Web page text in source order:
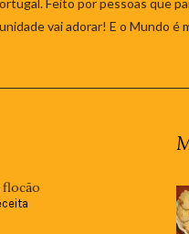
Feito por pessoas que
vai adorar! E o Mundo é